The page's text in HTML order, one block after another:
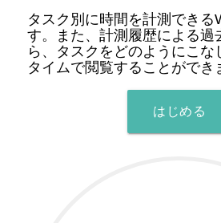
タスク別に時間を計測できる
す。また、計測履歴による過
ら、タスクをどのようにこな
タイムで閲覧することができ
はじめる